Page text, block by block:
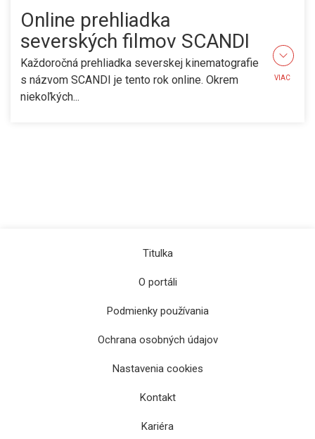
Online prehliadka
severských filmov SCANDI
Každoročná prehliadka severskej kinematografie
s názvom SCANDI je tento rok online. Okrem
niekoľkých...
VIAC
Titulka
O portáli
Podmienky používania
Ochrana osobných údajov
Nastavenia cookies
Kontakt
Kariéra